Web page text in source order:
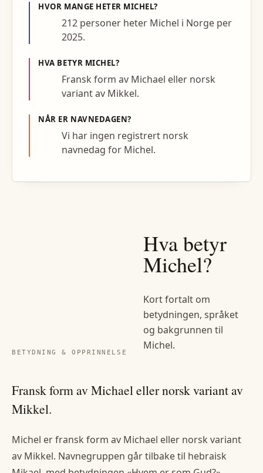
HVOR MANGE HETER MICHEL?
212 personer heter Michel i Norge per
2025.
HVA BETYR MICHEL?
Fransk form av Michael eller norsk
variant av Mikkel.
NÅR ER NAVNEDAGEN?
Vi har ingen registrert norsk
navnedag for Michel.
BETYDNING & OPPRINNELSE
Hva betyr
Michel?
Kort fortalt om
betydningen, språket
og bakgrunnen til
Michel.
Fransk form av Michael eller norsk variant av
Mikkel.
Michel er fransk form av Michael eller norsk variant
av Mikkel. Navnegruppen går tilbake til hebraisk